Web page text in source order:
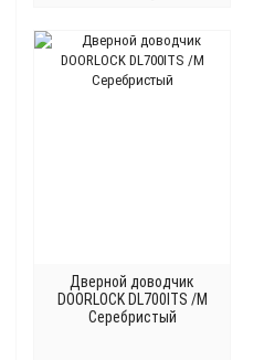
Дверной доводчик
DOORLOCK DL700ITS /M
Серебристый